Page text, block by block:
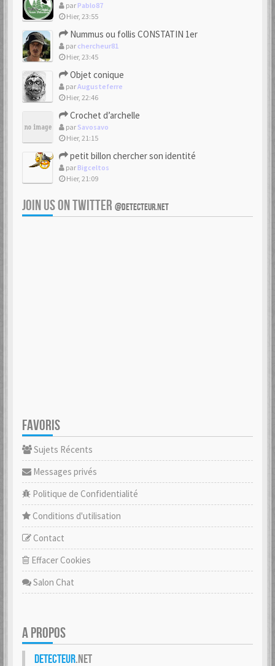
par Pablo87
Hier, 23:55
Nummus ou follis CONSTATIN 1er
par chercheur81
Hier, 23:45
Objet conique
parAugusteferre
Hier, 22:46
Crochet d’archelle
par Savosavo
Hier, 21:15
petit billon chercher son identité
par Bigceltos
Hier, 21:09
JOIN US ON TWITTER @DETECTEUR.NET
FAVORIS
Sujets Récents
Messages privés
Politique de Confidentialité
Conditions d'utilisation
Contact
Effacer Cookies
Salon Chat
A PROPOS
Detecteur.net